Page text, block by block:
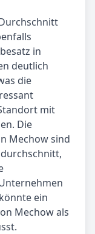
in
deutlich
die
mit
Die
Mechow sind
ein
Mechow als